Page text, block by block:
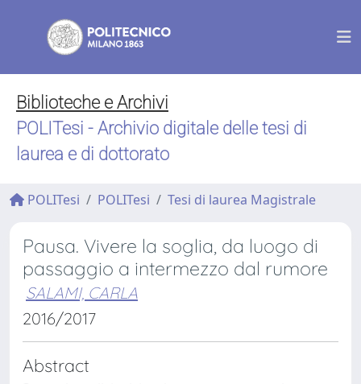
Biblioteche e Archivi
POLITesi - Archivio digitale delle tesi di
laurea e di dottorato
POLITesi POLITesi Tesi di laurea Magistrale
Pausa. Vivere la soglia, da luogo di
passaggio a intermezzo dal rumore
SALAMI, CARLA
2016/2017
Abstract